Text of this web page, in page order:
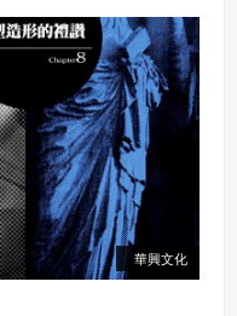
華興文化